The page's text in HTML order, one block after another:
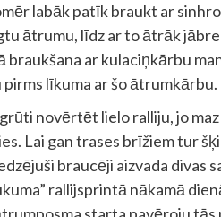
labāk patīk braukt ar
ātrumu, līdz ar to ātrāk
braukšana ar kulaciņkārbu
pirms līkuma ar šo ātrumkārbu.
novērtēt lielo ralliju, jo
Lai gan trases brīžiem tur
braucēji aizvada divas
rallijsprintā nākamā